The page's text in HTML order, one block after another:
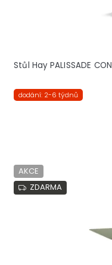
Stůl Hay PALISSADE
dodání: 2-6 týdnů
AKCE
ZDARMA